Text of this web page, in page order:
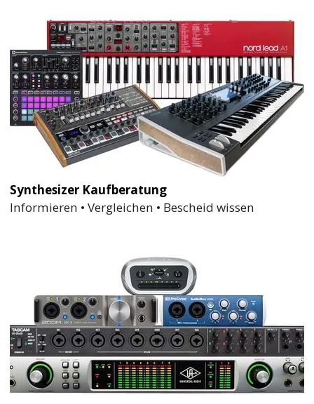
Synthesizer Kaufberatung
Informieren • Vergleichen • Bescheid wissen